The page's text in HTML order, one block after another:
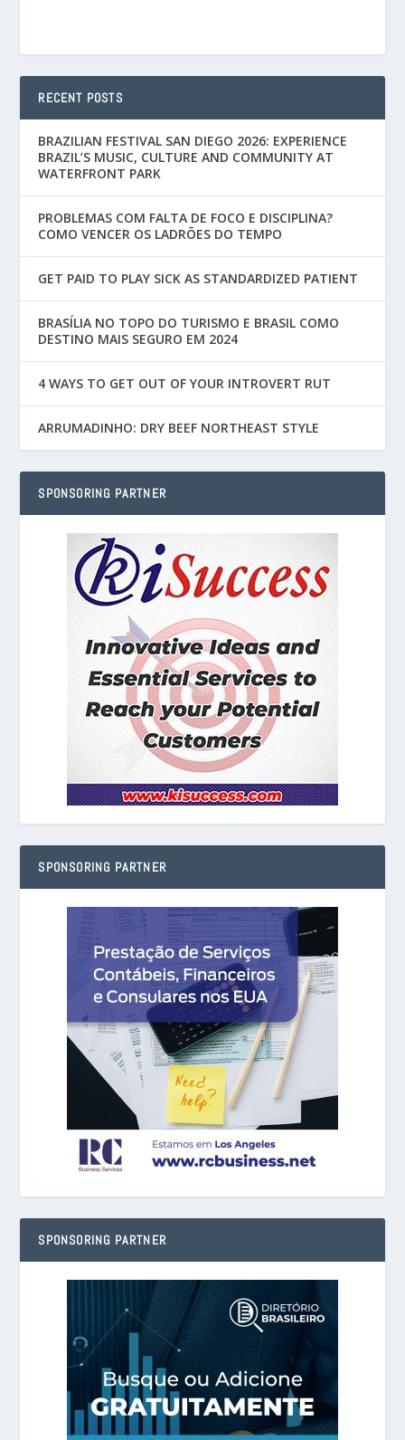
RECENT POSTS
BRAZILIAN FESTIVAL SAN DIEGO 2026: EXPERIENCE
BRAZIL’S MUSIC, CULTURE AND COMMUNITY AT
WATERFRONT PARK
PROBLEMAS COM FALTA DE FOCO E DISCIPLINA?
COMO VENCER OS LADRÕES DO TEMPO
GET PAID TO PLAY SICK AS STANDARDIZED PATIENT
BRASÍLIA NO TOPO DO TURISMO E BRASIL COMO
DESTINO MAIS SEGURO EM 2024
4 WAYS TO GET OUT OF YOUR INTROVERT RUT
ARRUMADINHO: DRY BEEF NORTHEAST STYLE
SPONSORING PARTNER
SPONSORING PARTNER
SPONSORING PARTNER